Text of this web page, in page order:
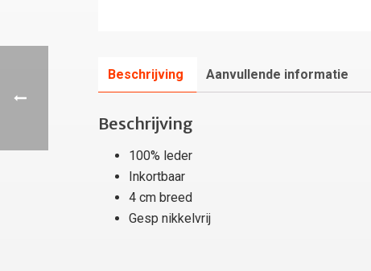
Beschrijving Aanvullende informatie
Beschrijving
100% leder
Inkortbaar
4 cm breed
Gesp nikkelvrij